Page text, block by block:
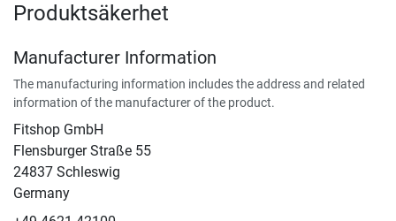
Produktsäkerhet
Manufacturer Information
The manufacturing information includes the address and related
information of the manufacturer of the product.
Fitshop GmbH
Flensburger Straße 55
24837 Schleswig
Germany